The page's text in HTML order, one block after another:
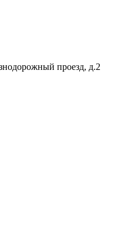
проезд, д.2